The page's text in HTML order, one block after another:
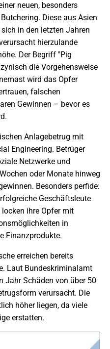
neuen, besonders
Diese aus Asien
in den letzten Jahren
hierzulande
Der Begriff "Pig
die Vorgehensweise
wird das Opfer
falschen
Gewinnen – bevor es
Anlagebetrug mit
Engineering. Betrüger
Netzwerke und
oder Monate hinweg
Besonders perfide:
Geschäftsleute
ihre Opfer mit
in
Finanzprodukte.
erreichen bereits
Laut Bundeskriminalamt
Jahr Schäden von über 50
verursacht. Die
höher liegen, da viele
erstatten.